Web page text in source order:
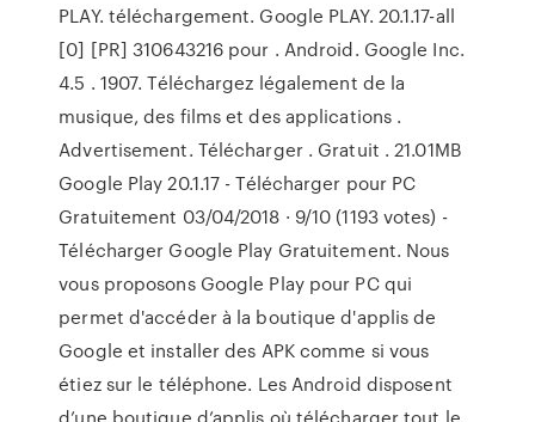
PLAY. téléchargement. Google PLAY. 20.1.17-all
[0] [PR] 310643216 pour . Android. Google Inc.
4.5 . 1907. Téléchargez légalement de la
musique, des films et des applications .
Advertisement. Télécharger . Gratuit . 21.01MB
Google Play 20.1.17 - Télécharger pour PC
Gratuitement 03/04/2018 · 9/10 (1193 votes) -
Télécharger Google Play Gratuitement. Nous
vous proposons Google Play pour PC qui
permet d'accéder à la boutique d'applis de
Google et installer des APK comme si vous
étiez sur le téléphone. Les Android disposent
d’une boutique d’applis où télécharger tout le